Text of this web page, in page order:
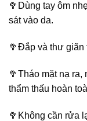
🥦Dùng tay ôm
sát vào da.
🥦Đắp và thư giãn
🥦Tháo mặt nạ
thẩm thấu hoàn
🥦Không cần rửa